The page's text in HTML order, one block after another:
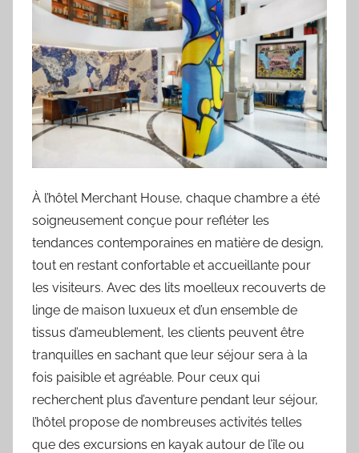
À l’hôtel Merchant House, chaque chambre a été
soigneusement conçue pour refléter les
tendances contemporaines en matière de design,
tout en restant confortable et accueillante pour
les visiteurs. Avec des lits moelleux recouverts de
linge de maison luxueux et d’un ensemble de
tissus d’ameublement, les clients peuvent être
tranquilles en sachant que leur séjour sera à la
fois paisible et agréable. Pour ceux qui
recherchent plus d’aventure pendant leur séjour,
l’hôtel propose de nombreuses activités telles
que des excursions en kayak autour de l’île ou